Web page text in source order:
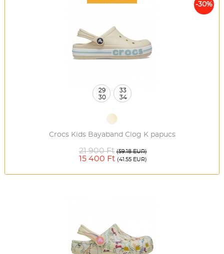
-30%
Crocs Kids Bayaband Clog K papucs
21 900 Ft (59.18 EUR)
15 400 Ft (41.55 EUR)
29
30
33
34